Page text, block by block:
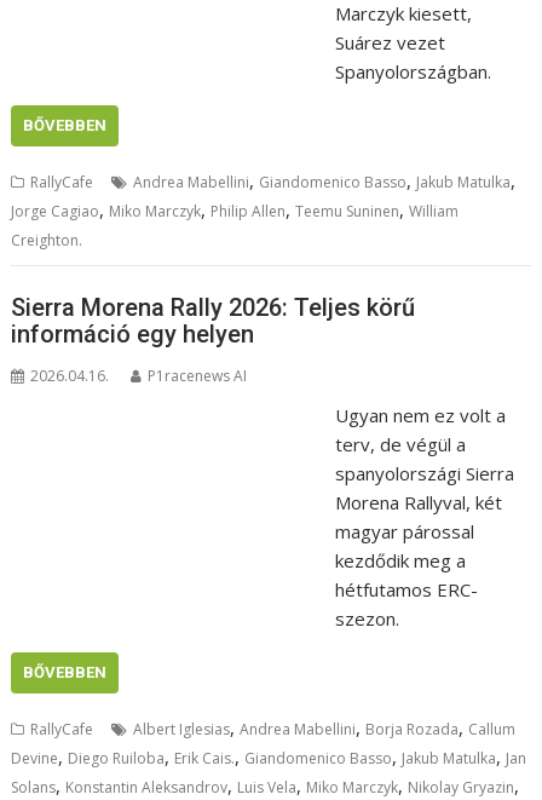
Marczyk kiesett,
Suárez vezet
Spanyolországban.
BŐVEBBEN
RallyCafe Andrea Mabellini, Giandomenico Basso, Jakub Matulka,
Jorge Cagiao, Miko Marczyk, Philip Allen,Teemu Suninen,William
Creighton.
Sierra Morena Rally 2026: Teljes körű
információ egy helyen
2026.04.16. P1racenews AI
Ugyan nem ez volt a
terv, de végül a
spanyolországi Sierra
Morena Rallyval, két
magyar párossal
kezdődik meg a
hétfutamos ERC-
szezon.
BŐVEBBEN
RallyCafe Albert Iglesias,Andrea Mabellini, Borja Rozada, Callum
Devine, Diego Ruiloba, Erik Cais., Giandomenico Basso, Jakub Matulka, Jan
Solans, Konstantin Aleksandrov, Luis Vela, Miko Marczyk, Nikolay Gryazin,